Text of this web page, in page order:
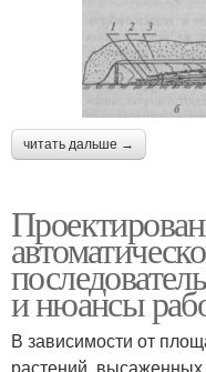
читать дальше →
и нюансы
В зависимости от